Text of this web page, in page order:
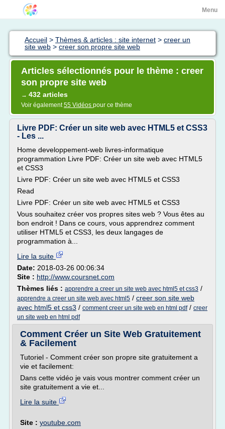
Menu
Accueil > Thèmes & articles : site internet > creer un
site web > creer son propre site web
Articles sélectionnés pour le thème : creer
son propre site web
→ 432 articles
Voir également55 Vidéos pour ce thème
Livre PDF: Créer un site web avec HTML5 et CSS3
- Les ...
Home developpement-web livres-informatique
programmation Livre PDF: Créer un site web avec HTML5
et CSS3
Livre PDF: Créer un site web avec HTML5 et CSS3
Read
Livre PDF: Créer un site web avec HTML5 et CSS3
Vous souhaitez créer vos propres sites web ? Vous êtes au
bon endroit ! Dans ce cours, vous apprendrez comment
utiliser HTML5 et CSS3, les deux langages de
programmation à...
Lire la suite
Date: 2018-03-26 00:06:34
Site : http://www.coursnet.com
Thèmes liés : apprendre a creer un site web avec html5 et css3 /
apprendre a creer un site web avec html5 / creer son site web
avec html5 et css3 / comment creer un site web en html pdf/ creer
un site web en html pdf
Comment Créer un Site Web Gratuitement
& Facilement
Tutoriel - Comment créer son propre site gratuitement a
vie et facilement:
Dans cette vidéo je vais vous montrer comment créer un
site gratuitement a vie et...
Lire la suite
Site : youtube.com